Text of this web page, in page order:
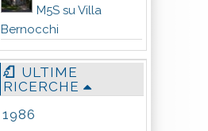
M5S su Villa
Bernocchi
ULTIME
RICERCHE
1986